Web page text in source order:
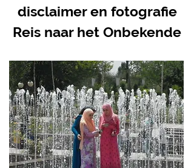
disclaimer en fotografie
Reis naar het Onbekende